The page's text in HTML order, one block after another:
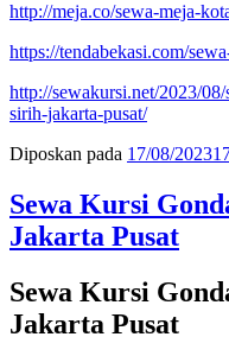
http://meja.co/sewa-meja-
https://tendabekasi.com/
http://sewakursi.net/2023/
sirih-jakarta-pusat/
Diposkan pada 17/08/2023
Sewa Kursi
Jakarta Pusat
Sewa Kursi
Jakarta Pusat